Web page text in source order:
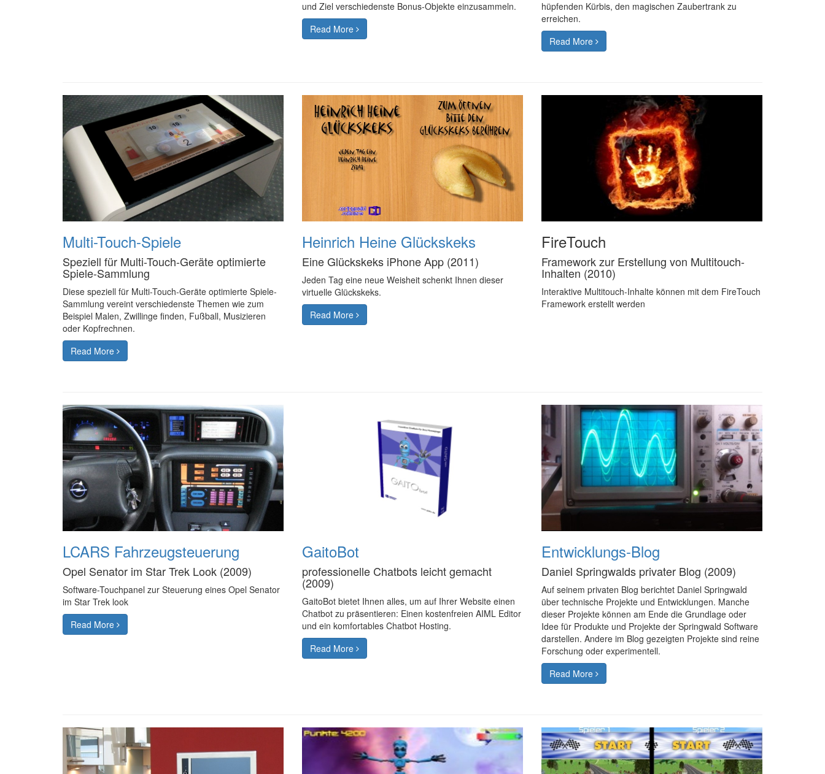
und Ziel verschiedenste Bonus-Objekte einzusammeln.
Read More
hüpfenden Kürbis, den magischen Zaubertrank zu
erreichen.
Read More
Multi-Touch-Spiele
Speziell für Multi-Touch-Geräte optimierte
Spiele-Sammlung
Diese speziell für Multi-Touch-Geräte optimierte Spiele-
Sammlung vereint verschiedenste Themen wie zum
Beispiel Malen, Zwillinge finden, Fußball, Musizieren
oder Kopfrechnen.
Read More
Heinrich Heine Glückskeks
Eine Glückskeks iPhone App (2011)
Jeden Tag eine neue Weisheit schenkt Ihnen dieser
virtuelle Glückskeks.
Read More
FireTouch
Framework zur Erstellung von Multitouch-
Inhalten (2010)
Interaktive Multitouch-Inhalte können mit dem FireTouch
Framework erstellt werden
LCARS Fahrzeugsteuerung
Opel Senator im Star Trek Look (2009)
Software-Touchpanel zur Steuerung eines Opel Senator
im Star Trek look
Read More
GaitoBot
professionelle Chatbots leicht gemacht
(2009)
GaitoBot bietet Ihnen alles, um auf Ihrer Website einen
Chatbot zu präsentieren: Einen kostenfreien AIML Editor
und ein komfortables Chatbot Hosting.
Read More
Entwicklungs-Blog
Daniel Springwalds privater Blog (2009)
Auf seinem privaten Blog berichtet Daniel Springwald
über technische Projekte und Entwicklungen. Manche
dieser Projekte können am Ende die Grundlage oder
Idee für Produkte und Projekte der Springwald Software
darstellen. Andere im Blog gezeigten Projekte sind reine
Forschung oder experimentell.
Read More